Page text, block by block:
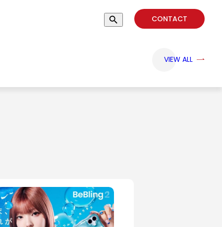
VIEW ALL
CONTACT